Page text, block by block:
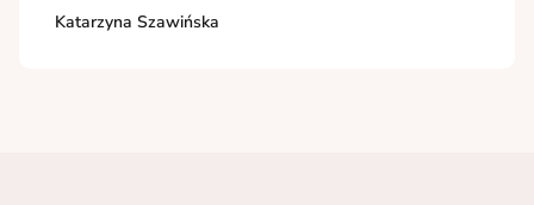
Katarzyna Szawińska